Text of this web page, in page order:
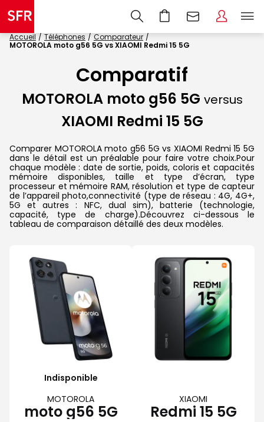
Accueil Téléphones
Comparateur
MOTOROLA moto g56 5G vs XIAOMI Redmi 15 5G
Comparatif
MOTOROLA moto g56 5G versus
XIAOMI Redmi 15 5G
Comparer MOTOROLA moto g56 5G vs XIAOMI Redmi 15 5G
dans le détail est un préalable pour faire votre choix.Pour
chaque modèle : date de sortie, poids, coloris et capacités
mémoire disponibles, taille et type d’écran, type
processeur et mémoire RAM, résolution et type de capteur
de l’appareil photo,connectivité (type de réseau : 4G, 4G+,
5G et autres : NFC, dual sim), batterie (technologie,
capacité, type de charge).Découvrez ci-dessous le
tableau de comparaison détaillé des deux modèles.
Indisponible
MOTOROLA
moto g56 5G
XIAOMI
Redmi 15 5G